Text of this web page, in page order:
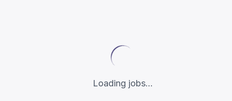
Loading jobs...